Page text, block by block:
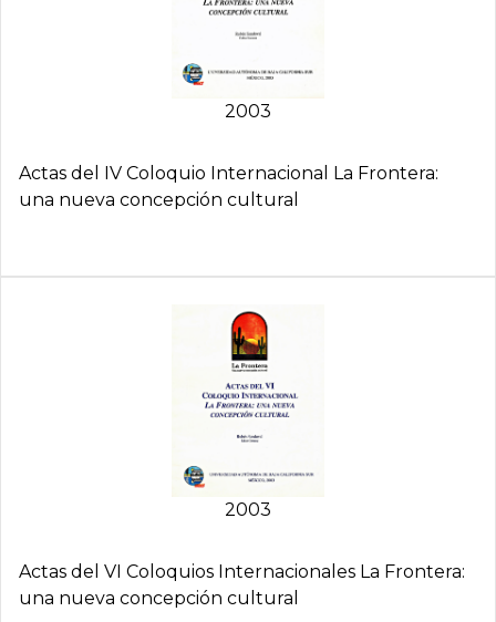
2003
Actas del IV Coloquio Internacional La Frontera:
una nueva concepción cultural
2003
Actas del VI Coloquios Internacionales La Frontera:
una nueva concepción cultural